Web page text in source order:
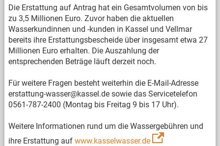
Die Erstattung auf Antrag hat ein Gesamtvolumen von bis
zu 3,5 Millionen Euro. Zuvor haben die aktuellen
Wasserkundinnen und -kunden in Kassel und Vellmar
bereits ihre Erstattungsbescheide über insgesamt etwa 27
Millionen Euro erhalten. Die Auszahlung der
entsprechenden Beträge läuft derzeit noch.
Für weitere Fragen besteht weiterhin die E-Mail-Adresse
erstattung-wasser@kassel.de sowie das Servicetelefon
0561-787-2400 (Montag bis Freitag 9 bis 17 Uhr).
Weitere Informationen rund um die Wassergebühren und
ihre Erstattung auf www.kasselwasser.de